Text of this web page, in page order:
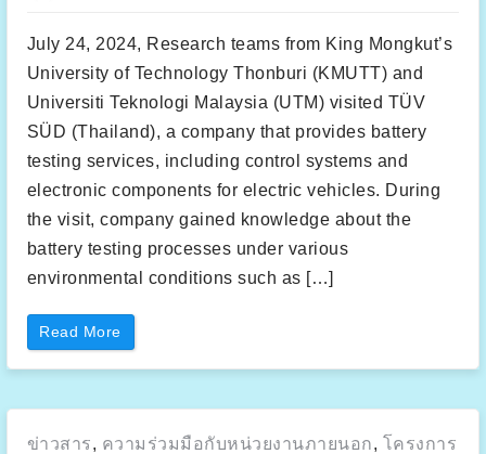
July 24, 2024, Research teams from King Mongkut’s
University of Technology Thonburi (KMUTT) and
Universiti Teknologi Malaysia (UTM) visited TÜV
SÜD (Thailand), a company that provides battery
testing services, including control systems and
electronic components for electric vehicles. During
the visit, company gained knowledge about the
battery testing processes under various
environmental conditions such as […]
Read More“
n
g
Posted
ข่าวสาร, ความร่วมมือกับหน่วยงานภายนอก, โครงการ